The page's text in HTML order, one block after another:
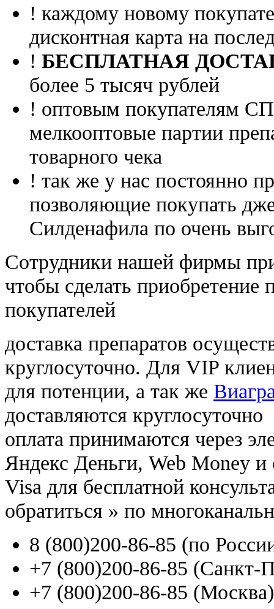
! каждому новому
дисконтная карта на
! БЕСПЛАТНАЯ
более 5 тысяч рублей
! оптовым покупателям
мелкооптовые партии
товарного чека
! так же у нас постоянно
позволяющие покупать
Силденафила по очень
Cотрудники нашей фирмы
чтобы сделать приобретение
покупателей
доставка препаратов
круглосуточно. Для VIP
для потенции, а так же
доставляются круглосуточно
оплата принимаются через
Яндекс Деньги, Web Money и
Visa для бесплатной
обратиться » по
8 (800)200-86-85 (по
+7 (800)200-86-85 (Санкт-
+7 (800)200-86-85 (Москва)